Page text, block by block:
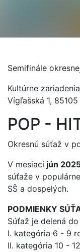
Semifinále
Kultúrne
Vígľašská 1,
POP -
Okresnú súťaž v
V mesiaci jún
súťaže v
SŠ a dospelých.
PODMIENKY
Súťaž je delená
I. kategória 6 - 9
II. kategória 10 -